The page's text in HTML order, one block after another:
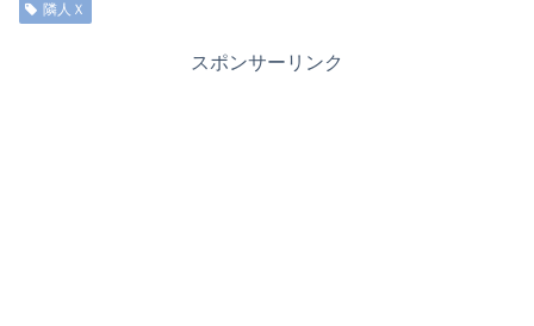
隣人Ｘ
スポンサーリンク